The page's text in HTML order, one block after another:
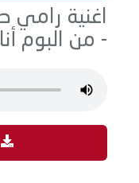
- من البوم